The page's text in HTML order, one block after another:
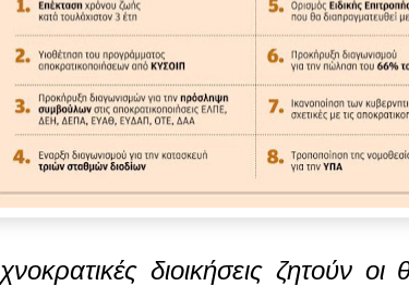
διοικήσεις ζητούν οι